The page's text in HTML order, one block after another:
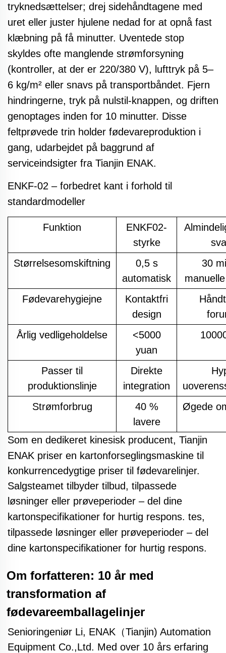
tryknedsættelser; drej sidehåndtagene med
uret eller juster hjulene nedad for at opnå fast
klæbning på få minutter. Uventede stop
skyldes ofte manglende strømforsyning
(kontroller, at der er 220/380 V), lufttryk på 5–
6 kg/m² eller snavs på transportbåndet. Fjern
hindringerne, tryk på nulstil-knappen, og driften
genoptages inden for 10 minutter. Disse
feltprøvede trin holder fødevareproduktion i
gang, udarbejdet på baggrund af
serviceindsigter fra Tianjin ENAK.
ENKF-02 – forbedret kant i forhold til
standardmodeller
Funktion
ENKF02-
styrke
Størrelsesomskiftning
0,5 s
automatisk
30
Fødevarehygiejne
Kontaktfri
design
Årlig vedligeholdelse
<5000
yuan
Passer til
produktionslinje
Direkte
integration
Strømforbrug
40 %
lavere
Øgede
Som en dedikeret kinesisk producent, Tianjin
ENAK priser en kartonforseglingsmaskine til
konkurrencedygtige priser til fødevarelinjer.
Salgsteamet tilbyder tilbud, tilpassede
løsninger eller prøveperioder – del dine
kartonspecifikationer for hurtig respons. tes,
tilpassede løsninger eller prøveperioder – del
dine kartonspecifikationer for hurtig respons.
Om forfatteren: 10 år med
transformation af
fødevareemballagelinjer
Senioringeniør Li, ENAK（Tianjin) Automation
Equipment Co.,Ltd. Med over 10 års erfaring